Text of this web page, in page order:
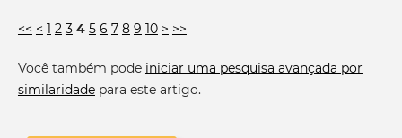
<< < 1 2 3 4 5 6 7 8 9 10 > >>
Você também pode iniciar uma pesquisa avançada por
similaridadepara este artigo.